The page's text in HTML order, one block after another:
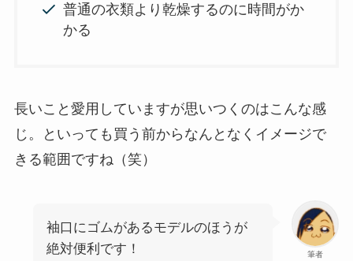
普通の衣類より乾燥するのに時間がか
かる
長いこと愛用していますが思いつくのはこんな感
じ。といっても買う前からなんとなくイメージで
きる範囲ですね（笑）
筆者
袖口にゴムがあるモデルのほうが
絶対便利です！